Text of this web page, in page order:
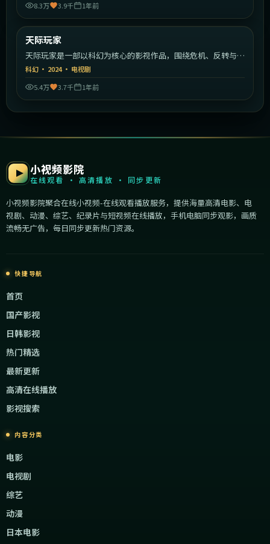
8.3万
3.9千 1年前
最新
天际玩家
天际玩家是一部以科幻为核心的影视作品，围绕危机、反转与人
物成长展开，整体节奏紧凑，值得推荐观看。
科幻 · 2024· 电视剧
5.4万
3.7千 1年前
小视频影院
在线观看 · 高清播放 · 同步更新
小视频影院聚合在线小视频-在线观看播放服务，提供海量高清电影、电
视剧、动漫、综艺、纪录片与短视频在线播放，手机电脑同步观影，画质
流畅无广告，每日同步更新热门资源。
快捷导航
首页
国产影视
日韩影视
热门精选
最新更新
高清在线播放
影视搜索
内容分类
电影
电视剧
综艺
动漫
日本电影